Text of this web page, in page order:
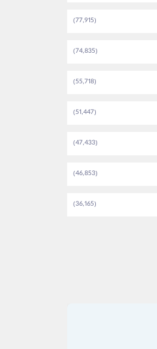
(77,915)
(74,835)
(55,718)
(51,447)
(47,433)
(46,853)
(36,165)